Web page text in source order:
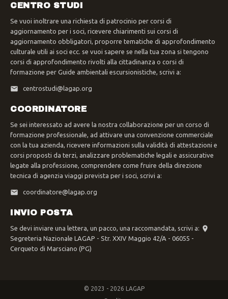
CENTRO STUDI
Se vuoi inoltrare una richiesta di patrocinio per corsi di
aggiornamento per i soci, ricevere chiarimenti sui corsi di
aggiornamento obbligatori, proporre tematiche di approfondimento
culturale utili ai soci ecc. se vuoi sapere se nella tua zona si tengono
corsi di approfondimento rivolti alla cittadinanza o corsi di
formazione per Guide ambientali escursionistiche, scrivi a:
centrostudi@lagap.org
COORDINATORE
Se sei interessato ad avere la nostra collaborazione per un corso di
formazione professionale, ad attivare una convenzione commerciale
con la tua azienda, ricevere informazioni sulla validità di attestazioni e
corsi proposti da terzi, analizzare problematiche legali e assicurative
legate alla professione, comprendere come fruire della direzione
tecnica di agenzia viaggi prevista per i soci, scrivi a:
coordinatore@lagap.org
INVIO POSTA
Se devi inviare una lettera, un pacco, una raccomandata, scrivi a:
Segreteria Nazionale LAGAP - Str. XXIV Maggio 42/A - 06055 -
Cerqueto di Marsciano (PG)
© 2023 - 2026 LAGAP